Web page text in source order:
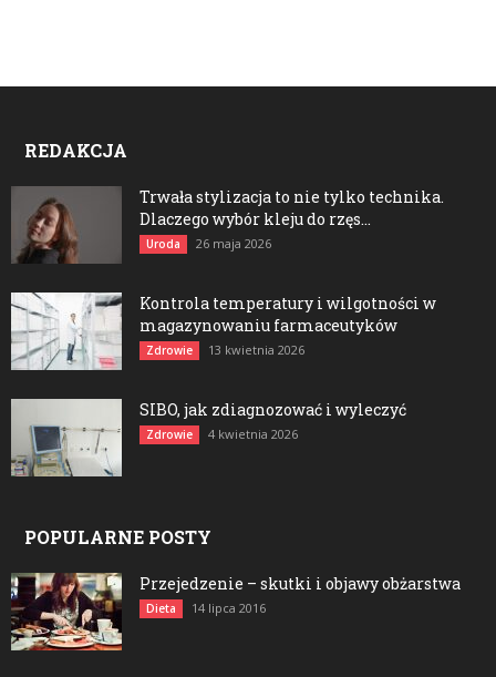
REDAKCJA
Trwała stylizacja to nie tylko technika.
Dlaczego wybór kleju do rzęs...
Uroda 26 maja 2026
Kontrola temperatury i wilgotności w
magazynowaniu farmaceutyków
Zdrowie 13 kwietnia 2026
SIBO, jak zdiagnozować i wyleczyć
Zdrowie 4 kwietnia 2026
POPULARNE POSTY
Przejedzenie – skutki i objawy obżarstwa
Dieta 14 lipca 2016